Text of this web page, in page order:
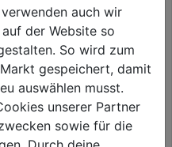
SAAT® Rasen Reparatur
Komplett Mix+ 1,2kg f. 6m2
auch wir
der Website so
So wird zum
gespeichert, damit
auswählen musst.
unserer Partner
sowie für die